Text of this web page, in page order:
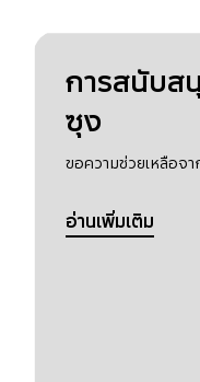
การสนับส
ซุง
ขอความช่วยเหลือจ
อ่านเพิ่มเติม